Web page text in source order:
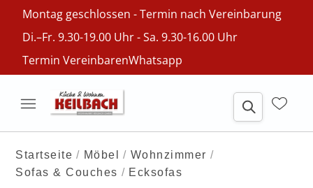
Montag geschlossen - Termin nach Vereinbarung
Di.–Fr. 9.30-19.00 Uhr - Sa. 9.30-16.00 Uhr
Termin VereinbarenWhatsapp
Startseite Möbel
Wohnzimmer
Sofas & Couches
Ecksofas